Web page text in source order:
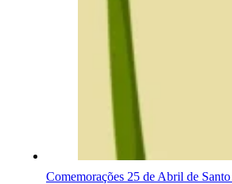
Comemorações 25 de Abril de